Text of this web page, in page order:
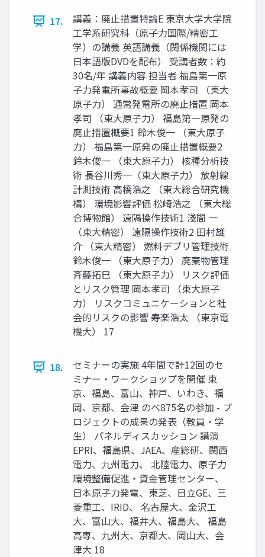
17.
講義：廃止措置特論E 東京大学大学院
工学系研究科（原子力国際/精密工
学）の講義 英語講義（関係機関には
日本語版DVDを配布） 受講者数：約
30名/年 講義内容 担当者 福島第一原
子力発電所事故概要 岡本孝司 （東大
原子力） 通常発電所の廃止措置 岡本
孝司 （東大原子力） 福島第一原発の
廃止措置概要1 鈴木俊一 （東大原子
力） 福島第一原発の廃止措置概要2
鈴木俊一 （東大原子力） 核種分析技
術 長谷川秀一（東大原子力） 放射線
計測技術 高橋浩之 （東大総合研究機
構） 環境影響評価 松崎浩之 （東大総
合博物館） 遠隔操作技術1 淺間 一
（東大精密） 遠隔操作技術2 田村雄
介 （東大精密） 燃料デブリ管理技術
鈴木俊一 （東大原子力） 廃棄物管理
斉藤拓巳 （東大原子力） リスク評価
とリスク管理 岡本孝司 （東大原子
力） リスクコミュニケーションと社
会的リスクの影響 寿楽浩太 （東京電
機大） 17
18.
セミナーの実施 4年間で計12回のセ
ミナー・ワークショップを開催 東
京、福島、富山、神戸、いわき、福
岡、京都、会津 のべ875名の参加 - プ
ロジェクトの成果の発表（教員・学
生） パネルディスカッション 講演
EPRI、福島県、JAEA、産総研、関西
電力、九州電力、 北陸電力、原子力
環境整備促進・資金管理センター、
日本原子力発電、東芝、日立GE、三
菱重工、IRID、 名古屋大、金沢工
大、富山大、福井大、福島大、 福島
高専、九州大、京都大、岡山大、会
津大 18